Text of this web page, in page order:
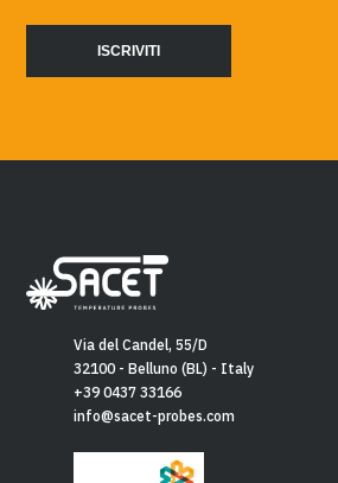
Via del Candel, 55/D
32100 - Belluno (BL) - Italy
+39 0437 33166
info@sacet-probes.com